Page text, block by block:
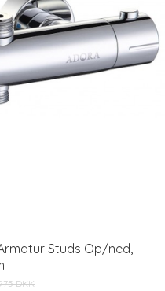
Studs Op/ned,
DKK